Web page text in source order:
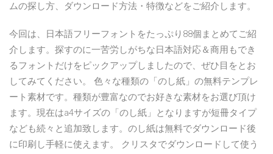
ムの探し方、ダウンロード方法・特徴などをご紹介します。
今回は、日本語フリーフォントをたっぷり88個まとめてご紹
介します。探すのに一苦労しがちな日本語対応＆商用もでき
るフォントだけをピックアップしましたので、ぜひ目をとお
してみてください。 色々な種類の「のし紙」の無料テンプレ
ート素材です。種類が豊富なのでお好きな素材をお選び頂け
ます。現在はa4サイズの「のし紙」となりますが短冊タイプ
なども続々と追加致します。のし紙は無料でダウンロード後
に印刷し手軽に使えます。 クリスタでダウンロードして使う